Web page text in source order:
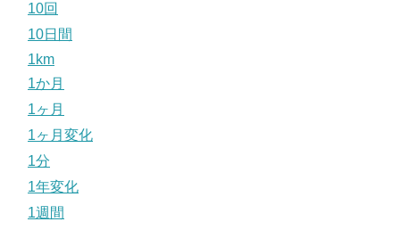
10回
10日間
1km
1か月
1ヶ月
1ヶ月変化
1分
1年変化
1週間